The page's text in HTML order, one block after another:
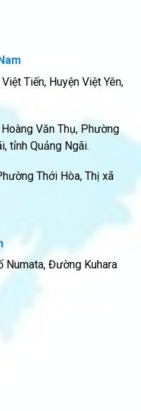
Tiến, Huyện Việt Yên,
Văn Thụ, Phường
tỉnh Quảng Ngãi.
Thới Hòa, Thị xã
Numata, Đường Kuhara